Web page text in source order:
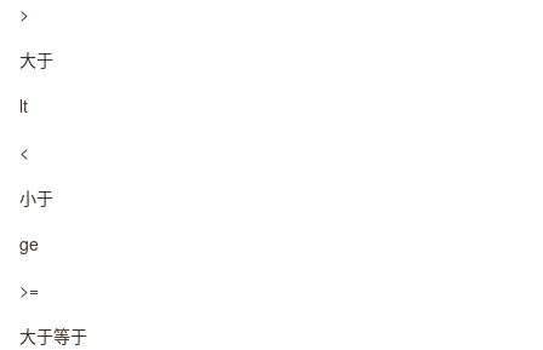
>
大于
lt
<
小于
ge
>=
大于等于